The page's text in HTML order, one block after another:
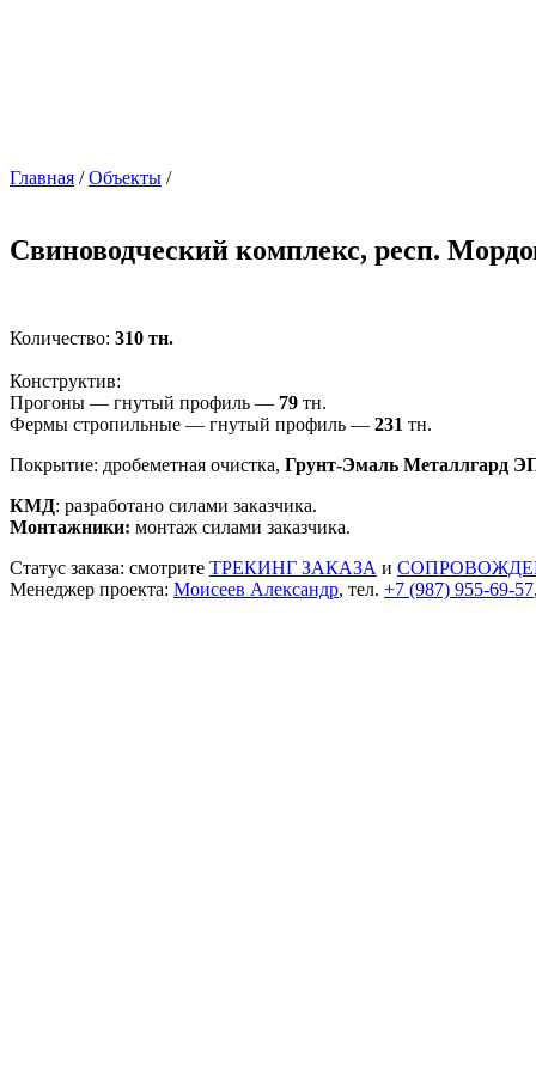
Главная /Объекты /
Свиноводческий комплекс, респ.
Количество: 310 тн.
Конструктив:
Прогоны — гнутый профиль — 79 тн.
Фермы стропильные — гнутый профиль — 231 тн.
Покрытие: дробеметная очистка, Грунт-Эмаль Металлгард
КМД: разработано силами заказчика.
Монтажники: монтаж силами заказчика.
Статус заказа: смотрите ТРЕКИНГ ЗАКАЗА и
Менеджер проекта: Моисеев Александр, тел. +7 (987) 955-69-57